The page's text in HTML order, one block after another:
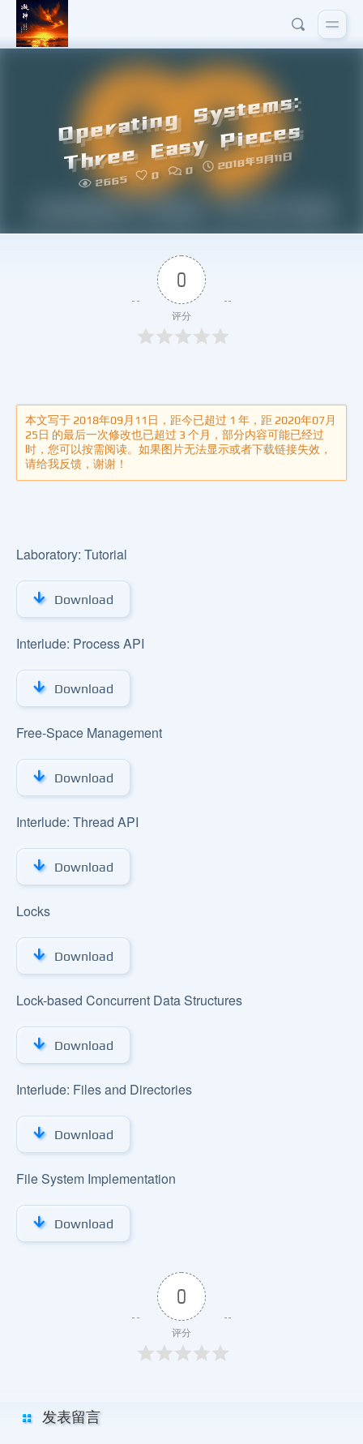
O
p
e
r
ati
n
g
S
y
st
e
m
s:
T
h
r
e
e
E
a
s
y
Pi
e
c
e
s
2665 0 0 2018年9月11日
0
评分
本文写于 2018年09月11日，距今已超过 1 年，距 2020年07月
25日 的最后一次修改也已超过 3 个月，部分内容可能已经过
时，您可以按需阅读。如果图片无法显示或者下载链接失效，
请给我反馈，谢谢！
Laboratory: Tutorial
Download
Interlude: Process API
Download
Free-Space Management
Download
Interlude: Thread API
Download
Locks
Download
Lock-based Concurrent Data Structures
Download
Interlude: Files and Directories
Download
File System Implementation
Download
0
评分
发表留言